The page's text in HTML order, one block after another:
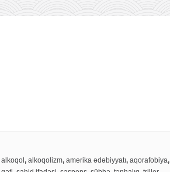
alkoqol, alkoqolizm, amerika ədəbiyyatı, aqorafobiya,